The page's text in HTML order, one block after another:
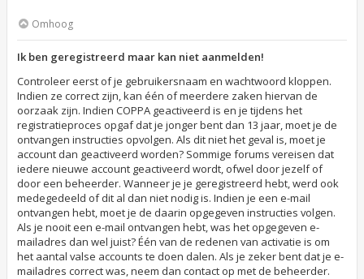
Omhoog
Ik ben geregistreerd maar kan niet aanmelden!
Controleer eerst of je gebruikersnaam en wachtwoord kloppen.
Indien ze correct zijn, kan één of meerdere zaken hiervan de
oorzaak zijn. Indien COPPA geactiveerd is en je tijdens het
registratieproces opgaf dat je jonger bent dan 13 jaar, moet je de
ontvangen instructies opvolgen. Als dit niet het geval is, moet je
account dan geactiveerd worden? Sommige forums vereisen dat
iedere nieuwe account geactiveerd wordt, ofwel door jezelf of
door een beheerder. Wanneer je je geregistreerd hebt, werd ook
medegedeeld of dit al dan niet nodig is. Indien je een e-mail
ontvangen hebt, moet je de daarin opgegeven instructies volgen.
Als je nooit een e-mail ontvangen hebt, was het opgegeven e-
mailadres dan wel juist? Één van de redenen van activatie is om
het aantal valse accounts te doen dalen. Als je zeker bent dat je e-
mailadres correct was, neem dan contact op met de beheerder.